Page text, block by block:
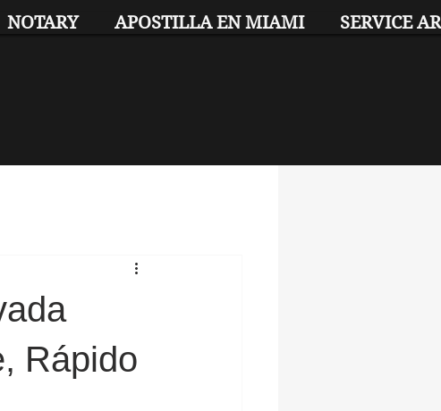
NOTARY APOSTILLA EN MIAMI SERVICE
Rápido